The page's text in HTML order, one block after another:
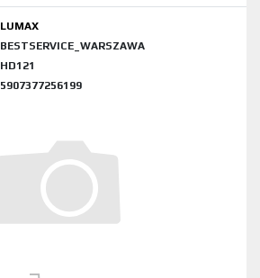
LUMAX
BESTSERVICE_WARSZAWA
HD121
5907377256199